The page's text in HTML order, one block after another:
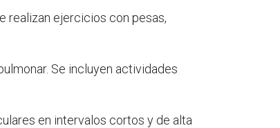
realizan ejercicios con pesas,
Se incluyen actividades
en intervalos cortos y de alta